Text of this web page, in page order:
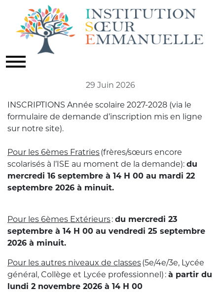
INSCRIPTION 2027-2028
29 Juin 2026
INSCRIPTIONS Année scolaire 2027-2028 (via le
formulaire de demande d’inscription mis en ligne
sur notre site).
Pour les 6èmes Fratries(frères/sœurs encore
scolarisés à l’ISE au moment de la demande): du
mercredi 16 septembre à 14 H 00 au mardi 22
septembre 2026 à minuit.
Pour les 6èmes Extérieurs: du mercredi 23
septembre à 14 H 00 au vendredi 25 septembre
2026 à minuit.
Pour les autres niveaux de classes(5e/4e/3e, Lycée
général, Collège et Lycée professionnel) : à partir du
lundi 2 novembre 2026 à 14 H 00